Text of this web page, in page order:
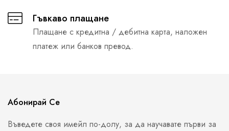
Гъвкаво плащане
Плащане с кредитна / дебитна карта, наложен
платеж или банков превод.
Абонирай Се
Въведете своя имейл по-долу, за да научавате първи за